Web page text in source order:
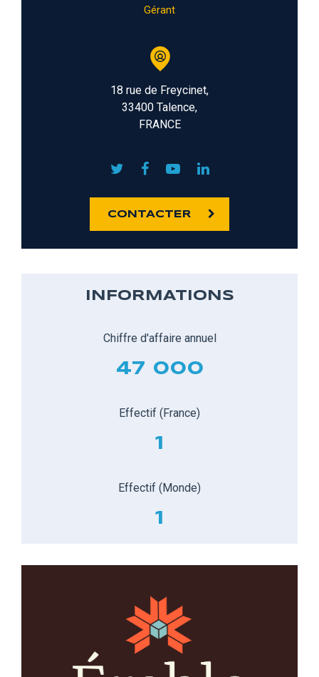
Gérant
18 rue de Freycinet,
33400 Talence,
FRANCE
CONTACTER
INFORMATIONS
Chiffre d'affaire annuel
47 000
Effectif (France)
1
Effectif (Monde)
1